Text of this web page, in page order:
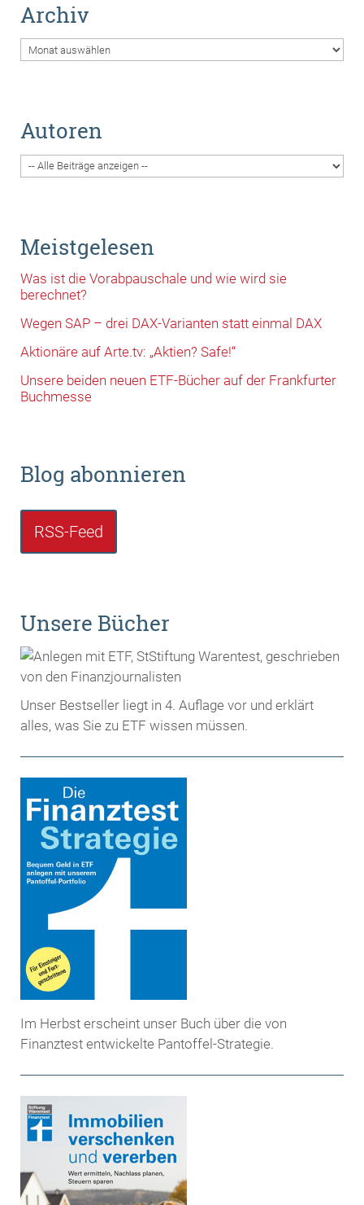
Archiv
Archiv
Autoren
Meistgelesen
Was ist die Vorabpauschale und wie wird sie
berechnet?
Wegen SAP – drei DAX-Varianten statt einmal DAX
Aktionäre auf Arte.tv: „Aktien? Safe!“
Unsere beiden neuen ETF-Bücher auf der Frankfurter
Buchmesse
Blog abonnieren
RSS-Feed
Unsere Bücher
Unser Bestseller liegt in 4. Auflage vor und erklärt
alles, was Sie zu ETF wissen müssen.
Im Herbst erscheint unser Buch über die von
Finanztest entwickelte Pantoffel-Strategie.